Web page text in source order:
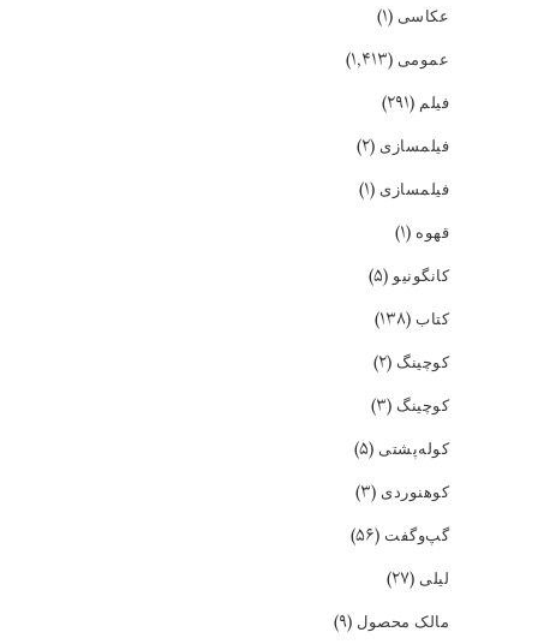
عکاسی (۱)
عمومی (۱,۴۱۳)
فیلم (۲۹۱)
فیلمسازی (۲)
فیلمسازی (۱)
قهوه (۱)
کانگونیو(۵)
کتاب (۱۳۸)
کوچینگ (۲)
کوچینگ (۳)
کوله‌پشتی (۵)
کوهنوردی (۳)
گپ‌و‌گفت (۵۶)
لیلی (۲۷)
مالک محصول (۹)